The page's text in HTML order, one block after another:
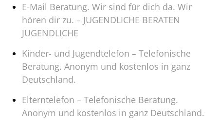
E-Mail Beratung. Wir sind für dich da. Wir
hören dir zu. – JUGENDLICHE BERATEN
JUGENDLICHE
Kinder- und Jugendtelefon – Telefonische
Beratung. Anonym und kostenlos in ganz
Deutschland.
Elterntelefon – Telefonische Beratung.
Anonym und kostenlos in ganz Deutschland.